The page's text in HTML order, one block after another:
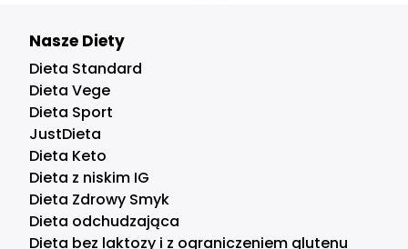
Nasze Diety
Dieta Standard
Dieta Vege
Dieta Sport
JustDieta
Dieta Keto
Dieta z niskim IG
Dieta Zdrowy Smyk
Dieta odchudzająca
Dieta bez laktozy i z ograniczeniem glutenu